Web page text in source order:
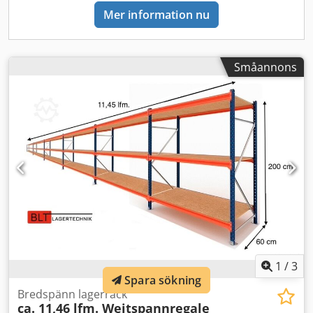
Transport: Leverans sker vid önskemål via vår partner-
speditionsfirma, kostnaden beror på postnummer.
Montering: Vår utbildade personal hjälper dig gärna med
företagsinredning vid behov. Vår rekommendation:
Meddela oss dina behov… Vi hjälper dig gärna att
genomföra dina projekt, från planering till beställning och
Mer information nu
Småannons
1 /3
Bredspänn lagerrack
ca. 11,46 lfm. Weitspannregale
Spara sökning